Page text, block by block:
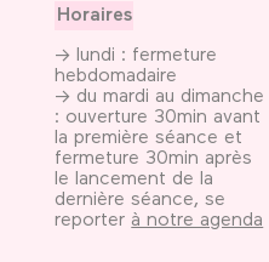
Horaires
→ lundi : fermeture
hebdomadaire
→ du mardi au dimanche
: ouverture 30min avant
la première séance et
fermeture 30min après
le lancement de la
dernière séance, se
reporter à notre agenda